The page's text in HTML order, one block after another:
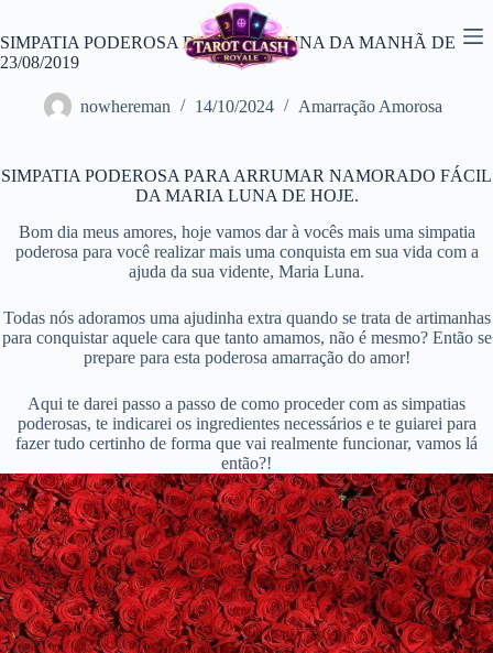
o
conteúdo
SIMPATIA PODEROSA DA MARIA LUNA DA MANHÃ DE
23/08/2019
nowhereman 14/10/2024 Amarração Amorosa
SIMPATIA PODEROSA PARA ARRUMAR NAMORADO FÁCIL
DA MARIA LUNA DE HOJE.
Bom dia meus amores, hoje vamos dar à vocês mais uma simpatia
poderosa para você realizar mais uma conquista em sua vida com a
ajuda da sua vidente, Maria Luna.
Todas nós adoramos uma ajudinha extra quando se trata de artimanhas
para conquistar aquele cara que tanto amamos, não é mesmo? Então se
prepare para esta poderosa amarração do amor!
Aqui te darei passo a passo de como proceder com as simpatias
poderosas, te indicarei os ingredientes necessários e te guiarei para
fazer tudo certinho de forma que vai realmente funcionar, vamos lá
então?!